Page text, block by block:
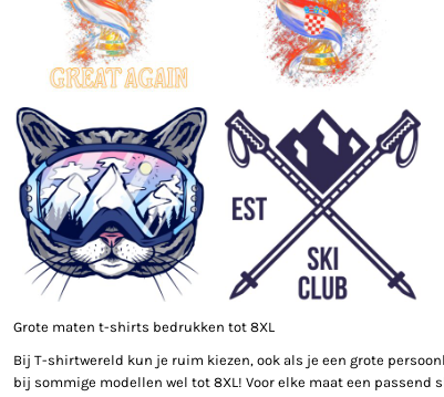
Grote maten t-shirts bedrukken tot 8XL
Bij T-shirtwereld kun je ruim kiezen, ook als je een grote
bij sommige modellen wel tot 8XL! Voor elke maat een passend